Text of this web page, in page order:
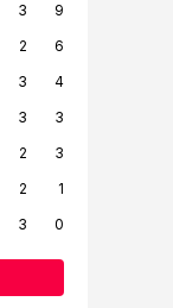
3
9
2
6
3
4
3
3
2
3
2
1
3 0